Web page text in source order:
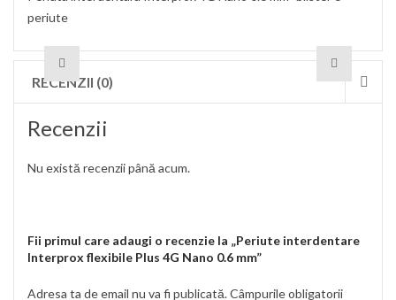
periute
RECENZII (0)
Recenzii
Nu există recenzii până acum.
Fii primul care adaugi o recenzie la „Periute interdentare
Interprox flexibile Plus 4G Nano 0.6 mm”
Adresa ta de email nu va fi publicată.Câmpurile obligatorii